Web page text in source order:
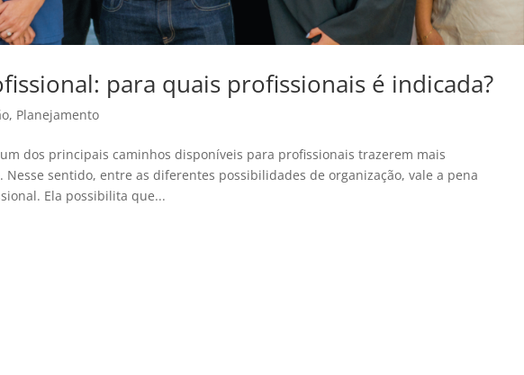
para quais profissionais é indicada?
, Planejamento
dos principais caminhos disponíveis para profissionais trazerem mais
sentido, entre as diferentes possibilidades de organização, vale a pena
Ela possibilita que...